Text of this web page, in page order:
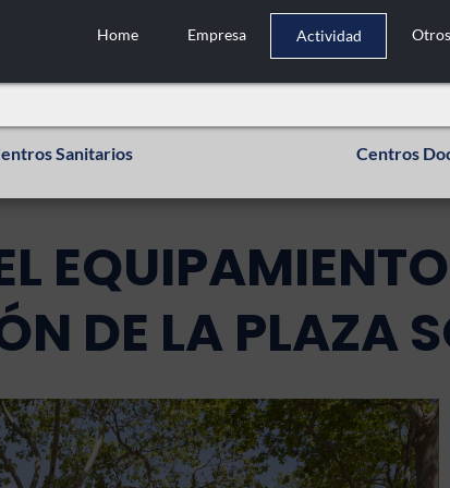
Home Empresa Actividad
Sanitarios Centros
DE LA PLAZA